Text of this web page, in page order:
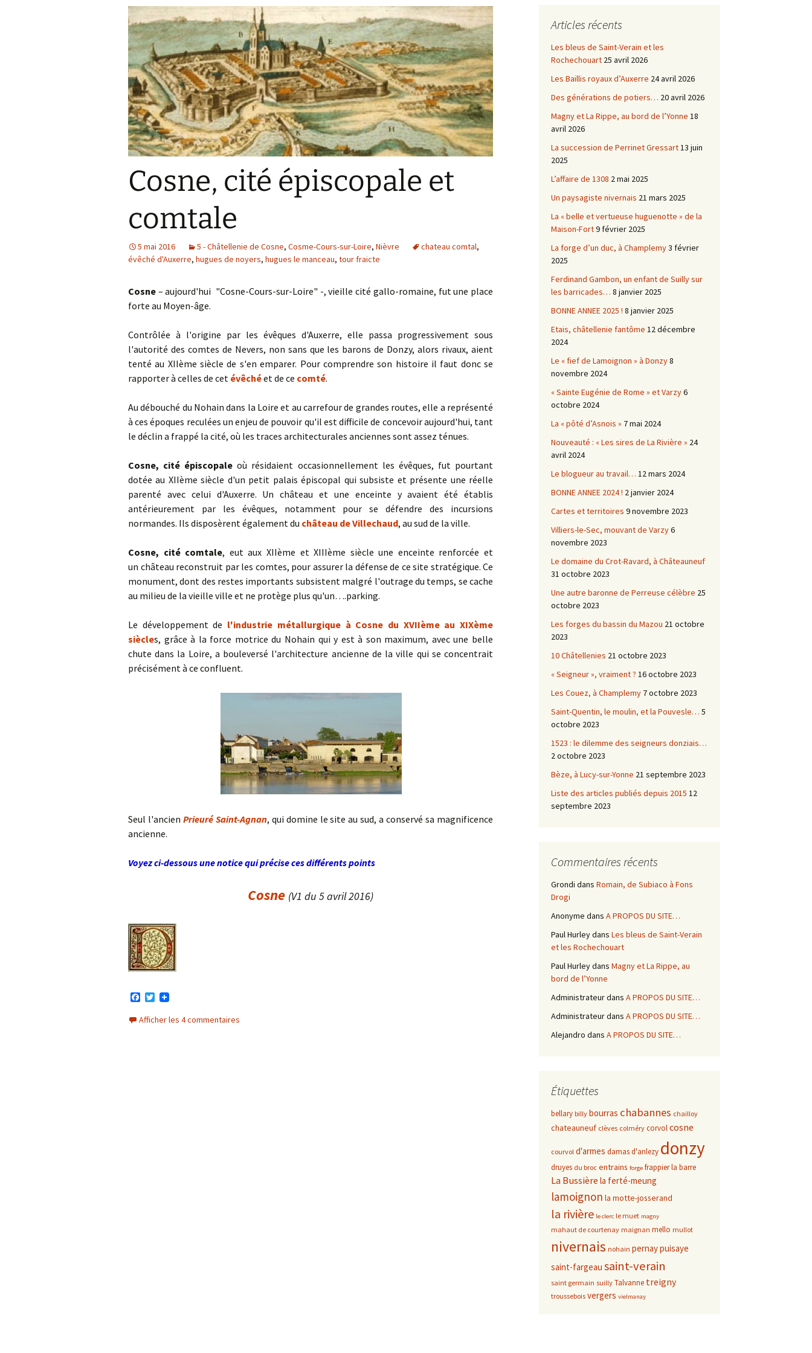
Baronnie de Saint-Verain
Comté d’Auxerre
Comté de Gien
Seigneurie de Courtenay
Comté de Sancerre
Châtellenie d’Etais
Châtellenies de Corvol et
Billy
Châtellenie de Chatel-
Bargis
Châtellenie de Saint-
Verain
Seigneuries voisines du
Donziais
Cosne, cité épiscopale et
comtale
5 mai 2016 5 - Châtellenie de Cosne, Cosme-Cours-sur-Loire, Nièvre chateau comtal,
évêché d'Auxerre, hugues de noyers, hugues le manceau, tour fraicte
Cosne – aujourd'hui "Cosne-Cours-sur-Loire" -, vieille cité gallo-romaine, fut une place
forte au Moyen-âge.
Contrôlée à l'origine par les évêques d'Auxerre, elle passa progressivement sous
l'autorité des comtes de Nevers, non sans que les barons de Donzy, alors rivaux, aient
tenté au XIIème siècle de s'en emparer. Pour comprendre son histoire il faut donc se
rapporter à celles de cet évêchéet de ce comté.
Au débouché du Nohain dans la Loire et au carrefour de grandes routes, elle a représenté
à ces époques reculées un enjeu de pouvoir qu'il est difficile de concevoir aujourd'hui, tant
le déclin a frappé la cité, où les traces architecturales anciennes sont assez ténues.
Cosne, cité épiscopale où résidaient occasionnellement les évêques, fut pourtant
dotée au XIIème siècle d'un petit palais épiscopal qui subsiste et présente une réelle
parenté avec celui d'Auxerre. Un château et une enceinte y avaient été établis
antérieurement par les évêques, notamment pour se défendre des incursions
normandes. Ils disposèrent également du château de Villechaud, au sud de la ville.
Cosne, cité comtale, eut aux XIIème et XIIIème siècle une enceinte renforcée et
un château reconstruit par les comtes, pour assurer la défense de ce site stratégique. Ce
monument, dont des restes importants subsistent malgré l'outrage du temps, se cache
au milieu de la vieille ville et ne protège plus qu'un….parking.
Le développement de l'industrie métallurgique à Cosne du XVIIème au XIXème
siècles, grâce à la force motrice du Nohain qui y est à son maximum, avec une belle
chute dans la Loire, a bouleversé l'architecture ancienne de la ville qui se concentrait
précisément à ce confluent.
Seul l'ancien Prieuré Saint-Agnan, qui domine le site au sud, a conservé sa magnificence
ancienne.
Voyez ci-dessous une notice qui précise ces différents points
Cosne (V1 du 5 avril 2016)
c
e
T
i
t
Afficher les 4 commentaires
Articles récents
Les bleus de Saint-Verain et les
Rochechouart 25 avril 2026
Les Baillis royaux d’Auxerre 24 avril 2026
Des générations de potiers… 20 avril 2026
Magny et La Rippe, au bord de l’Yonne 18
avril 2026
La succession de Perrinet Gressart13 juin
2025
L’affaire de 1308 2 mai 2025
Un paysagiste nivernais 21 mars 2025
La « belle et vertueuse huguenotte » de la
Maison-Fort9 février 2025
La forge d’un duc, à Champlemy3 février
2025
Ferdinand Gambon, un enfant de Suilly sur
les barricades… 8 janvier 2025
BONNE ANNEE 2025 ! 8 janvier 2025
Etais, châtellenie fantôme 12 décembre
2024
Le « fief de Lamoignon » à Donzy8
novembre 2024
« Sainte Eugénie de Rome » et Varzy6
octobre 2024
La « pôté d’Asnois » 7 mai 2024
Nouveauté : « Les sires de La Rivière » 24
avril 2024
Le blogueur au travail… 12 mars 2024
BONNE ANNEE 2024 ! 2 janvier 2024
Cartes et territoires 9 novembre 2023
Villiers-le-Sec, mouvant de Varzy6
novembre 2023
Le domaine du Crot-Ravard, à Châteauneuf
31 octobre 2023
Une autre baronne de Perreuse célèbre 25
octobre 2023
Les forges du bassin du Mazou 21 octobre
2023
10 Châtellenies 21 octobre 2023
« Seigneur », vraiment ? 16 octobre 2023
Les Couez, à Champlemy 7 octobre 2023
Saint-Quentin, le moulin, et la Pouvesle… 5
octobre 2023
1523 : le dilemme des seigneurs donziais…
2 octobre 2023
Bèze, à Lucy-sur-Yonne 21 septembre 2023
Liste des articles publiés depuis 2015 12
septembre 2023
Commentaires récents
Grondi dans Romain, de Subiaco à Fons
Drogi
Anonyme dans A PROPOS DU SITE…
Paul Hurleydans Les bleus de Saint-Verain
et les Rochechouart
Paul Hurleydans Magny et La Rippe, au
bord de l’Yonne
Administrateurdans A PROPOS DU SITE…
Administrateurdans A PROPOS DU SITE…
Alejandro dans A PROPOS DU SITE…
Étiquettes
bellary billy bourras chabannes chailloy
chateauneuf clèves colméry corvolcosne
courvol d'armes damas d'anlezy donzy
druyes du broc entrains forge frappierla barre
La Bussière la ferté-meung
lamoignon la motte-josserand
la rivière le clerc le muet magny
mahaut de courtenay maignan mello mullot
nivernais nohain pernaypuisaye
saint-fargeau saint-verain
saint germain suilly Talvanne treigny
troussebois vergers vielmanay